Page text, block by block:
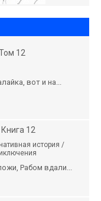
12
вот и на...
12
история /
Рабом вдали...